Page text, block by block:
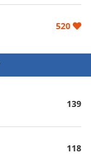
520
139
118